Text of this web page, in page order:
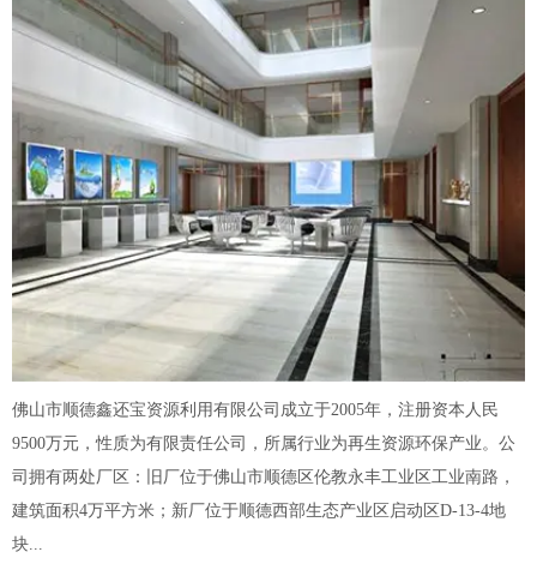
佛山市顺德鑫还宝资源利用有限公司成立于2005年，注册资本人民
9500万元，性质为有限责任公司，所属行业为再生资源环保产业。公
司拥有两处厂区：旧厂位于佛山市顺德区伦教永丰工业区工业南路，
建筑面积4万平方米；新厂位于顺德西部生态产业区启动区D-13-4地
块...